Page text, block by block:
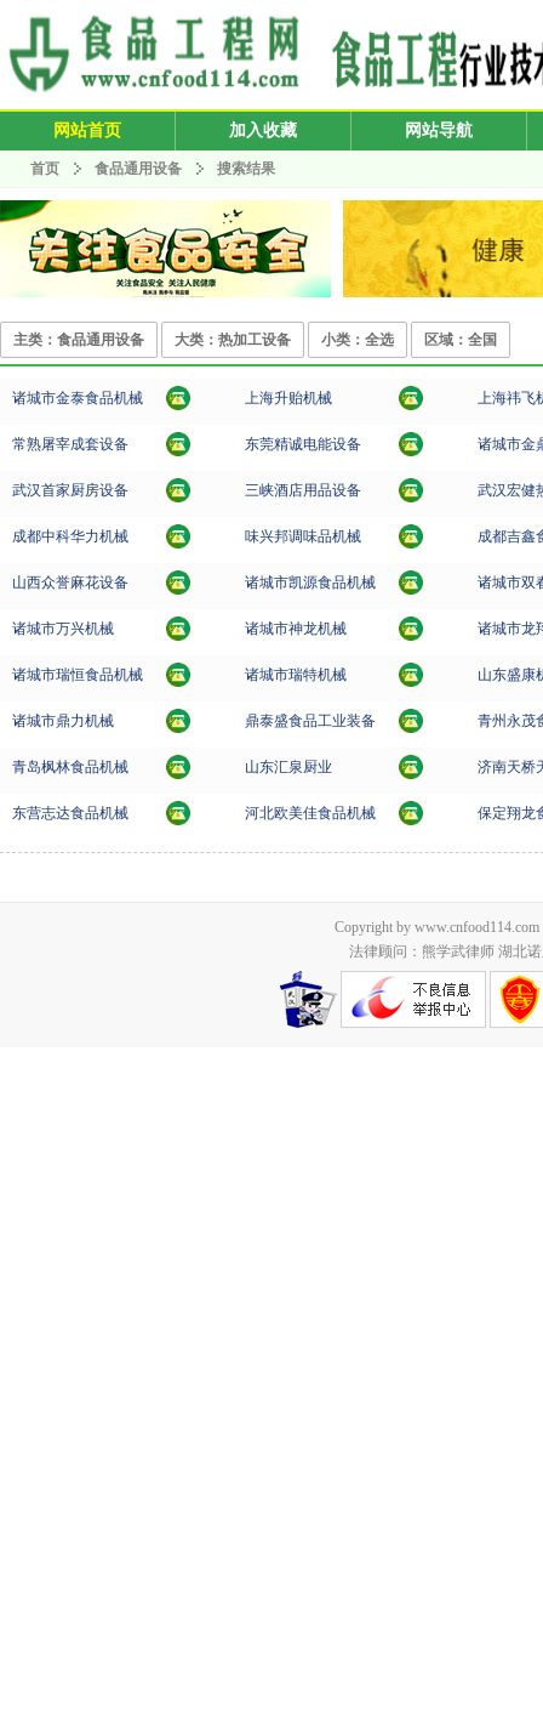
网站首页 加入收藏 网站导航
首页 食品通用设备 搜索结果
主类：食品通用设备 大类：热加工设备 小类：全选 区域：全国
诸城市金泰食品机械 上海升贻机械 上海祎飞
常熟屠宰成套设备 东莞精诚电能设备 诸城市金
武汉首家厨房设备 三峡酒店用品设备 武汉宏健
成都中科华力机械 味兴邦调味品机械 成都吉鑫
山西众誉麻花设备 诸城市凯源食品机械 诸城市双
诸城市万兴机械 诸城市神龙机械 诸城市龙
诸城市瑞恒食品机械 诸城市瑞特机械 山东盛康
诸城市鼎力机械 鼎泰盛食品工业装备 青州永茂
青岛枫林食品机械 山东汇泉厨业 济南天桥
东营志达食品机械 河北欧美佳食品机械 保定翔龙
Copyright by
法律顾问：熊学武律师 湖北